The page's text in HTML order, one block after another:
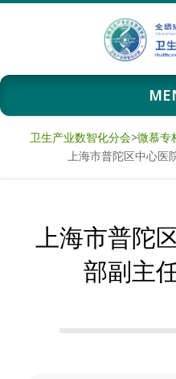
卫
生
产
数
Primary
Navigation
卫生产业数智化分会>微慕专
上海市普陀区中心医
上海市普陀
部副主